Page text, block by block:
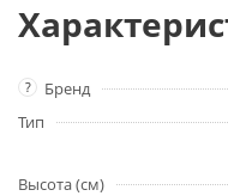
? Бренд
Тип
Высота (см)